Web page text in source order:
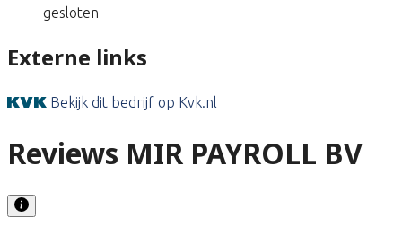
gesloten
Externe links
Bekijk dit bedrijf op Kvk.nl
Reviews MIR PAYROLL BV